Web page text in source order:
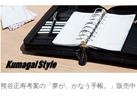
熊谷正寿考案の「夢が、かなう手帳。」販売中